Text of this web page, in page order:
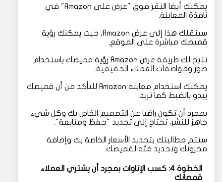
يمكنك أيضا النقر فوق "عرض على Amazon" في
نافذة المعاينة.
سينقلك هذا إلى عرض Amazon، حيث يمكنك رؤية
قميصك مباشرة على الموقع.
تتيح لك طريقة عرض Amazon رؤية قميصك باستخدام
صور ومواصفات العملاء الحقيقية.
يمكنك استخدام معاينة Amazon للتأكد من أن قميصك
يبدو بالضبط كما تريد.
بمجرد أن تكون راضيا عن التصميم الخاص بك وكل شيء
جاهز للنشر، تحتاج إلى تحديد "حفظ ومتابعة".
ستتم مطالبتك بتحديد الأسعار الخاصة بك وإضافة
مخزونك وتحديد فئة لقميصك.
الخطوة 4: كسب الإتاوات بمجرد أن يشتري العملاء
قمصانك